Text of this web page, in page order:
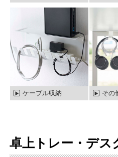
ケーブル収納 その
卓上トレー・デス